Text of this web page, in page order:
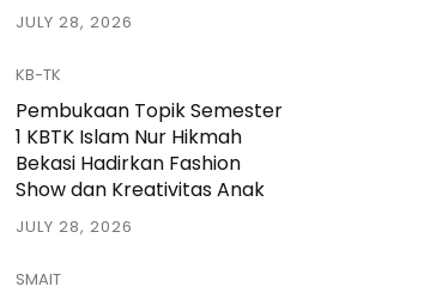
JULY 28, 2026
KB-TK
Pembukaan Topik Semester
1 KBTK Islam Nur Hikmah
Bekasi Hadirkan Fashion
Show dan Kreativitas Anak
JULY 28, 2026
SMAIT